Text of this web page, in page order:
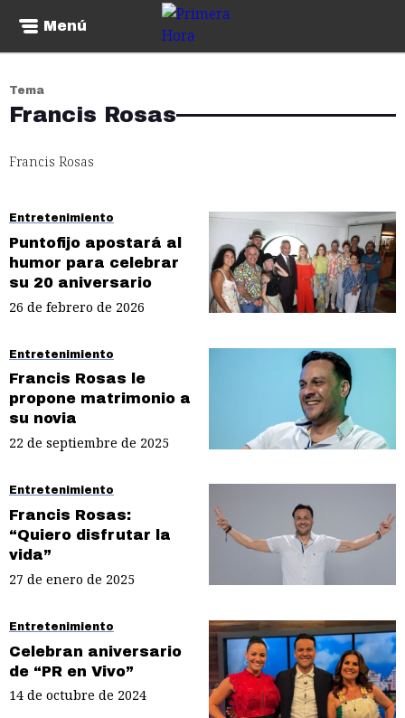
Menú
Tema
Francis Rosas
Francis Rosas
Entretenimiento
Puntofijo apostará al
humor para celebrar
su 20 aniversario
26 de febrero de 2026
Entretenimiento
Francis Rosas le
propone matrimonio a
su novia
22 de septiembre de 2025
Entretenimiento
Francis Rosas:
“Quiero disfrutar la
vida”
27 de enero de 2025
Entretenimiento
Celebran aniversario
de “PR en Vivo”
14 de octubre de 2024